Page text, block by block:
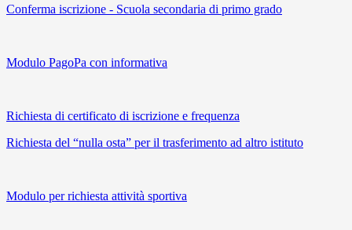
Conferma iscrizione - Scuola secondaria di primo grado
Modulo PagoPa con informativa
Richiesta di certificato di iscrizione e frequenza
Richiesta del “nulla osta” per il trasferimento ad altro istituto
Modulo per richiesta attività sportiva